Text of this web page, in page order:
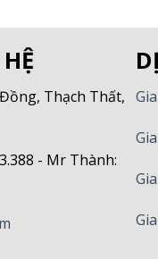
Thạch Thất,
- Mr Thành: